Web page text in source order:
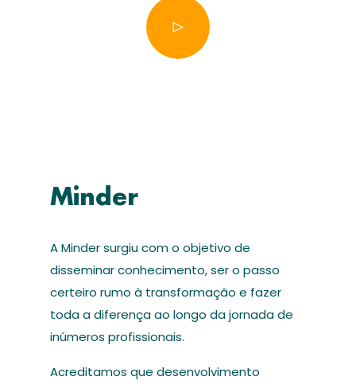
Minder
A Minder surgiu com o objetivo de
disseminar conhecimento, ser o passo
certeiro rumo à transformação e fazer
toda a diferença ao longo da jornada de
inúmeros profissionais.
Acreditamos que desenvolvimento